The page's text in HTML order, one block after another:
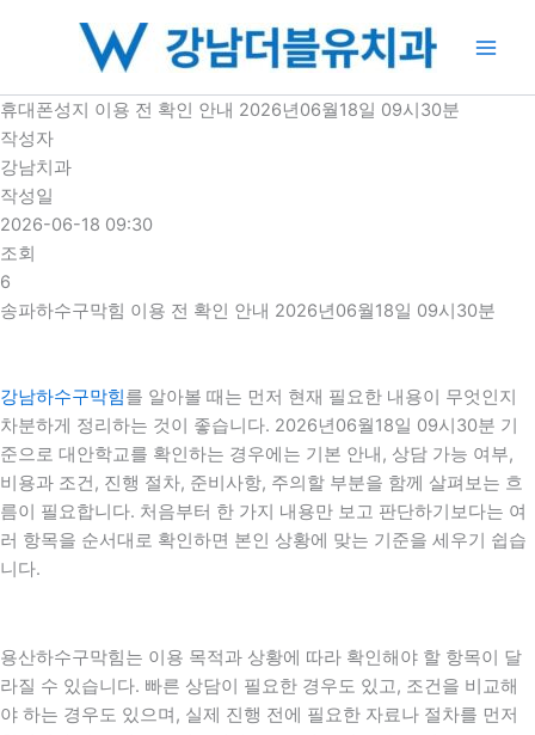
로
건
너
뛰
기
휴대폰성지 이용 전 확인 안내 2026년06월18일 09시30분
작성자
강남치과
작성일
2026-06-18 09:30
조회
6
송파하수구막힘 이용 전 확인 안내 2026년06월18일 09시30분
강남하수구막힘를 알아볼 때는 먼저 현재 필요한 내용이 무엇인지
차분하게 정리하는 것이 좋습니다. 2026년06월18일 09시30분 기
준으로 대안학교를 확인하는 경우에는 기본 안내, 상담 가능 여부,
비용과 조건, 진행 절차, 준비사항, 주의할 부분을 함께 살펴보는 흐
름이 필요합니다. 처음부터 한 가지 내용만 보고 판단하기보다는 여
러 항목을 순서대로 확인하면 본인 상황에 맞는 기준을 세우기 쉽습
니다.
용산하수구막힘는 이용 목적과 상황에 따라 확인해야 할 항목이 달
라질 수 있습니다. 빠른 상담이 필요한 경우도 있고, 조건을 비교해
야 하는 경우도 있으며, 실제 진행 전에 필요한 자료나 절차를 먼저